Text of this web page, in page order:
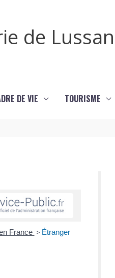
de
DE VIE TOURISME
France > Étranger